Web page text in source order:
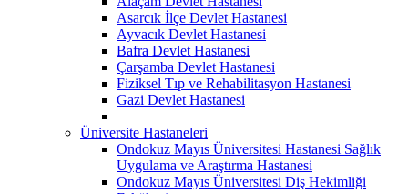
Asarcık İlçe Devlet Hastanesi
Ayvacık Devlet Hastanesi
Bafra Devlet Hastanesi
Çarşamba Devlet Hastanesi
Fiziksel Tıp ve Rehabilitasyon Hastanesi
Gazi Devlet Hastanesi
Üniversite Hastaneleri
Ondokuz Mayıs Üniversitesi Hastanesi Sağlık
Uygulama ve Araştırma Hastanesi
Ondokuz Mayıs Üniversitesi Diş Hekimliği